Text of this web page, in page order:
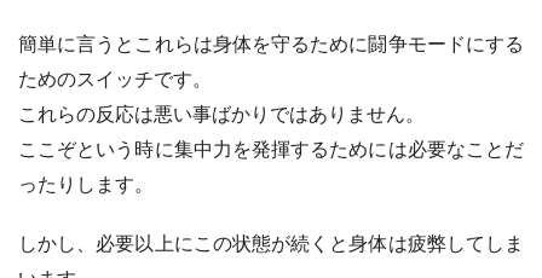
簡単に言うとこれらは身体を守るために闘争モードにする
ためのスイッチです。
これらの反応は悪い事ばかりではありません。
ここぞという時に集中力を発揮するためには必要なことだ
ったりします。
しかし、必要以上にこの状態が続くと身体は疲弊してしま